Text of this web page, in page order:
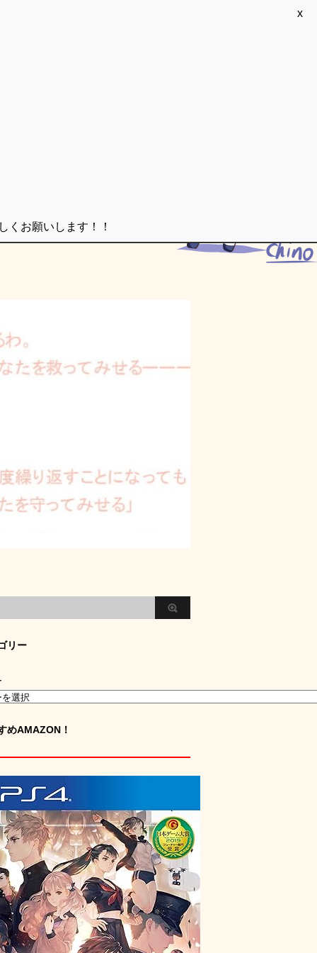
リー
めAMAZON！
x
くお願いします！！